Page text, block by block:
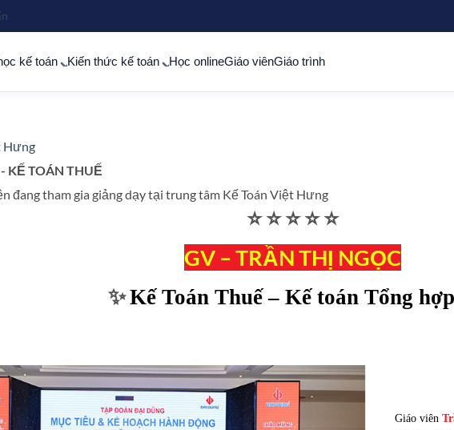
kế toán Kiến thức kế toán Học onlineGiáo viênGiáo trình
Hưng
KẾ TOÁN THUẾ
đang tham gia giảng dạy tại trung tâm Kế Toán Việt Hưng
⭐️ ⭐️ ⭐️ ⭐️ ⭐️
GV – TRẦN THỊ NGỌC
✨Kế Toán Thuế – Kế toán Tổng hợp
Giáo viên